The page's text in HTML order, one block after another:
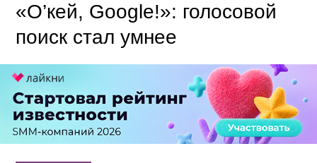
«О’кей, Google!»: голосовой
поиск стал умнее